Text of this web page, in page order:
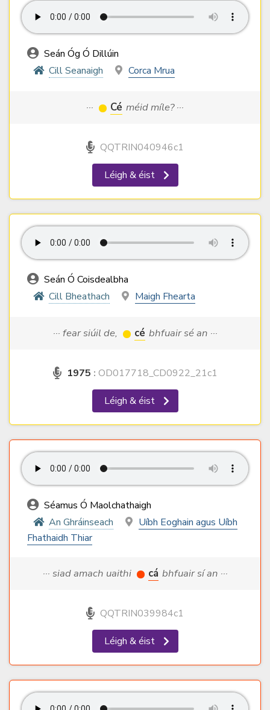
Seán Óg Ó Dillúin
Cill Seanaigh
Corca Mrua
··· Cé méid míle? ···
QQTRIN040946c1
Léigh & éist
Seán Ó Coisdealbha
Cill Bheathach
Maigh Fhearta
··· fear siúil de, cé bhfuair sé an ···
1975 : OD017718_CD0922_21c1
Léigh & éist
Séamus Ó Maolchathaigh
An Ghráinseach
Uíbh Eoghain agus Uíbh
Fhathaidh Thiar
··· siad amach uaithi cá bhfuair sí an ···
QQTRIN039984c1
Léigh & éist